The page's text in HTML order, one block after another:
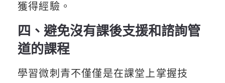
獲得經驗。
四、避免沒有課後支援和諮詢管
道的課程
學習微刺青不僅僅是在課堂上掌握技